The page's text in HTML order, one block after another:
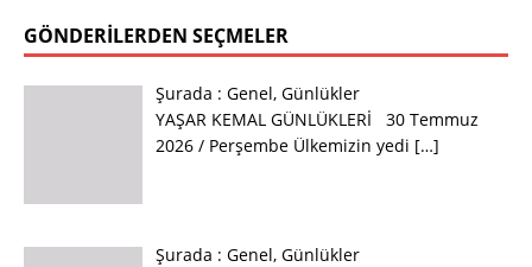
GÖNDERILERDEN SEÇMELER
Şurada : Genel, Günlükler
YAŞAR KEMAL GÜNLÜKLERİ 30 Temmuz
2026 / Perşembe Ülkemizin yedi […]
Şurada : Genel, Günlükler